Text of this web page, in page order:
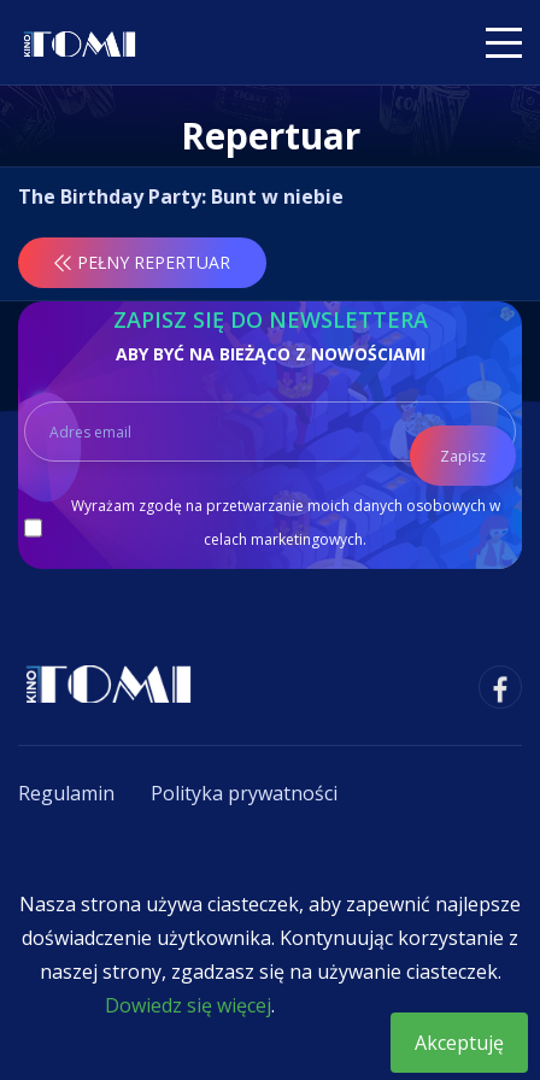
Nasza strona używa ciasteczek, aby zapewnić najlepsze
doświadczenie użytkownika. Kontynuując korzystanie z
naszej strony, zgadzasz się na używanie ciasteczek.
Dowiedz się więcej.
Akceptuję
Repertuar
PEŁNY REPERTUAR
The Birthday Party: Bunt w niebie
ZAPISZ SIĘ DO NEWSLETTERA
ABY BYĆ NA BIEŻĄCO Z NOWOŚCIAMI
Zapisz
Wyrażam zgodę na przetwarzanie moich danych osobowych w
celach marketingowych.
Regulamin Polityka prywatności
F.K.R. TOMI Tomasz Chmielewski .